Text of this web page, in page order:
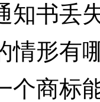
知书丢
情形有
个商标